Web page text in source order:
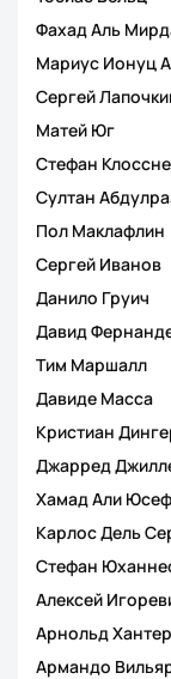
Фахад Аль
Мариус Ионуц
Сергей
Матей Юг
Стефан
Султан
Пол Маклафлин
Сергей Иванов
Данило Груич
Давид
Тим Маршалл
Давиде Масса
Кристиан
Джарред
Хамад Али Юсеф
Карлос Дель
Стефан
Алексей
Арнольд Хантер
Армандо